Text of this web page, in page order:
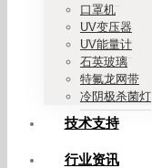
口罩机
UV变压器
UV能量计
石英玻璃
特氟龙网带
冷阴极杀菌灯
技术支持
行业资讯